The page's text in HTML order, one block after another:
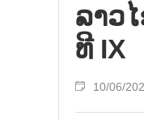
ລາວ​
ທີ IX
10/06/